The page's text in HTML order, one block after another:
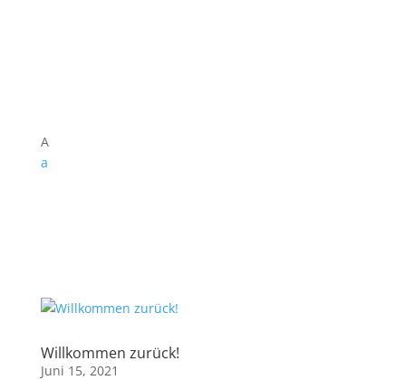
A
a
Willkommen zurück!
Juni 15, 2021